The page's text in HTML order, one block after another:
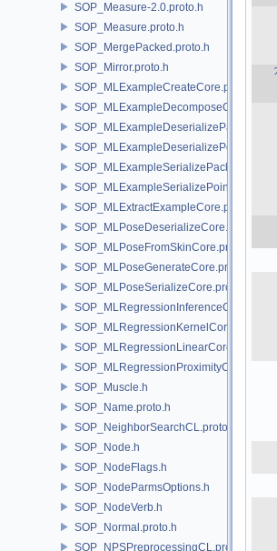
SOP_Measure-2.0.proto.h
SOP_Measure.proto.h
SOP_MergePacked.proto.h
SOP_Mirror.proto.h
SOP_MLExampleCreateCore.proto.h
SOP_MLExampleDecomposeCore.proto.h
SOP_MLExampleDeserializePoint.proto.h
SOP_MLExampleSerializePacked.proto.h
SOP_MLExampleSerializePoint.proto.h
SOP_MLExtractExampleCore.proto.h
SOP_MLPoseDeserializeCore.proto.h
SOP_MLPoseFromSkinCore.proto.h
SOP_MLPoseGenerateCore.proto.h
SOP_MLPoseSerializeCore.proto.h
SOP_MLRegressionInferenceCore.proto.h
SOP_MLRegressionKernelCore.proto.h
SOP_MLRegressionLinearCore.proto.h
SOP_MLRegressionProximityCore.proto.h
SOP_Muscle.h
SOP_Name.proto.h
SOP_NeighborSearchCL.proto.h
SOP_Node.h
SOP_NodeFlags.h
SOP_NodeParmsOptions.h
SOP_NodeVerb.h
SOP_Normal.proto.h
SOP_NPSPreprocessingCL.proto.h